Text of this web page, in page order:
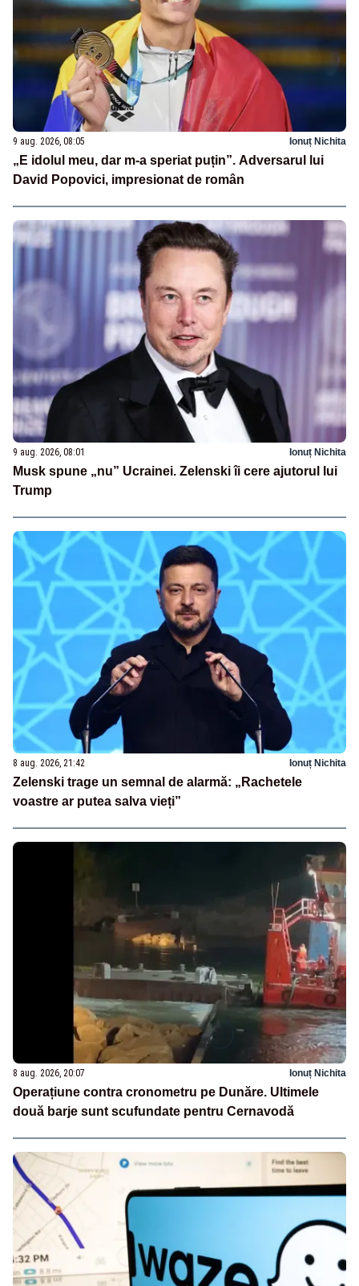
9 aug. 2026, 08:05 Ionuț Nichita
„E idolul meu, dar m-a speriat puțin”. Adversarul lui
David Popovici, impresionat de român
9 aug. 2026, 08:01 Ionuț Nichita
Musk spune „nu” Ucrainei. Zelenski îi cere ajutorul lui
Trump
8 aug. 2026, 21:42 Ionuț Nichita
Zelenski trage un semnal de alarmă: „Rachetele
voastre ar putea salva vieți”
8 aug. 2026, 20:07 Ionuț Nichita
Operațiune contra cronometru pe Dunăre. Ultimele
două barje sunt scufundate pentru Cernavodă